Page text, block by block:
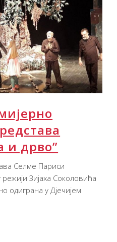
и дрво”
Селме Париси
режији Зијаха Соколовића
одиграна у Дјечијем